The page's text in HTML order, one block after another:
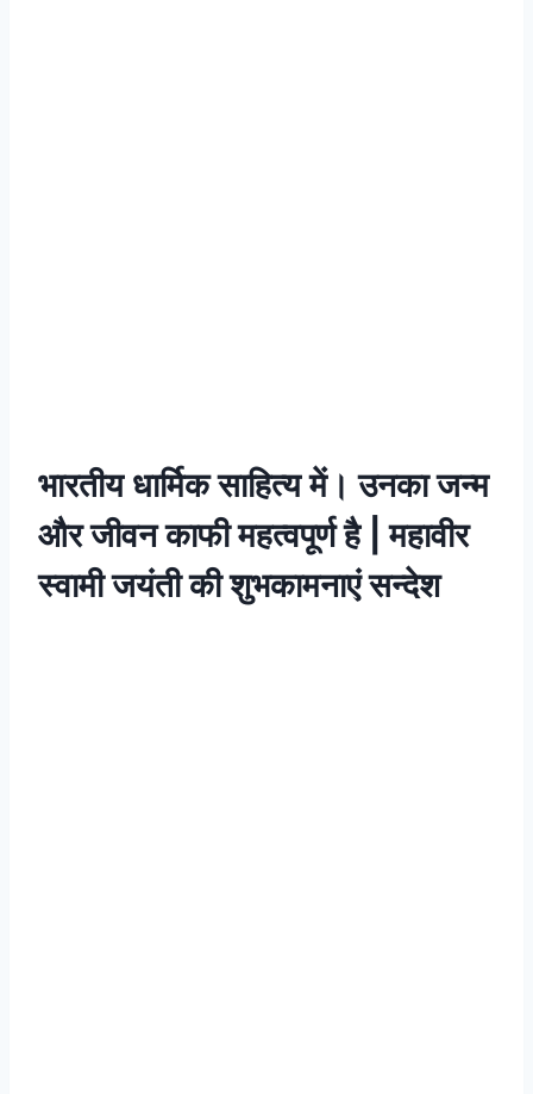
भारतीय धार्मिक साहित्य में। उनका जन्म
और जीवन काफी महत्वपूर्ण है |महावीर
स्वामीजयंती की शुभकामनाएं सन्देश